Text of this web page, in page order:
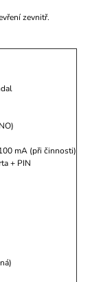
zevnitř.
mA (při činnosti)
+ PIN